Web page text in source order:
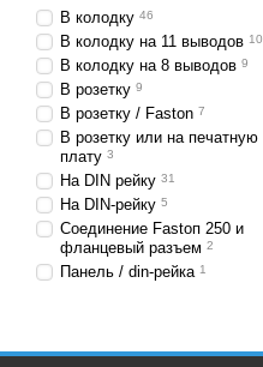
В колодку 46
В колодку на 11 выводов 10
В колодку на 8 выводов 9
В розетку 9
В розетку / Faston 7
В розетку или на печатную
плату 3
На DIN рейку 31
На DIN-рейку 5
Соединение Fаstоп 250 и
фланцевый разъем 2
Панель / din-рейка 1